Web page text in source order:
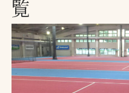
プレスリリース
レポート
製品・サービス一覧
施工・管理実績一覧
覧